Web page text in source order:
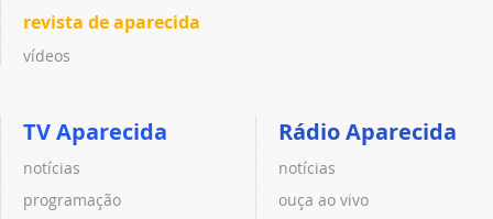
revista de aparecida
vídeos
TV Aparecida
notícias
programação
Rádio Aparecida
notícias
ouça ao vivo